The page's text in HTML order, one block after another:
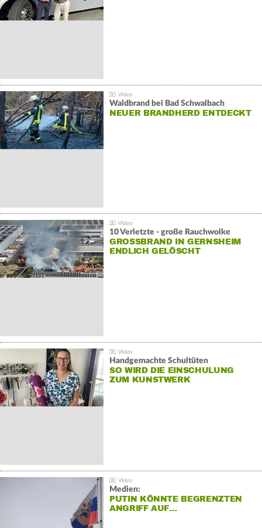
Waldbrand bei Bad Schwalbach
NEUER BRANDHERD ENTDECKT
10 Verletzte - große Rauchwolke
GROSSBRAND IN GERNSHEIM E
NDLICH GELÖSCHT
Handgemachte Schultüten
SO WIRD DIE EINSCHULUNG
ZUM KUNSTWERK
Medien:
PUTIN KÖNNTE BEGRENZTEN
ANGRIFF AUF…